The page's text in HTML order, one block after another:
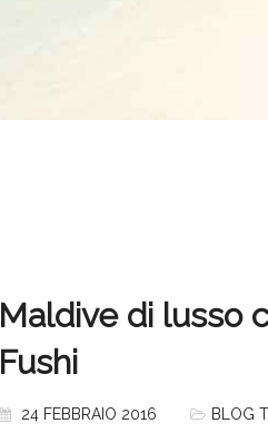
Maldive di lusso
Fushi
24 FEBBRAIO 2016 BLOG